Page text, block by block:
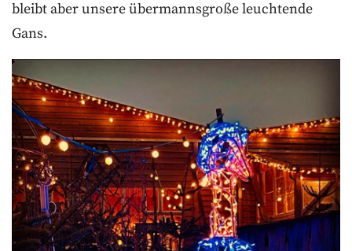
bleibt aber unsere übermannsgroße leuchtende
Gans.